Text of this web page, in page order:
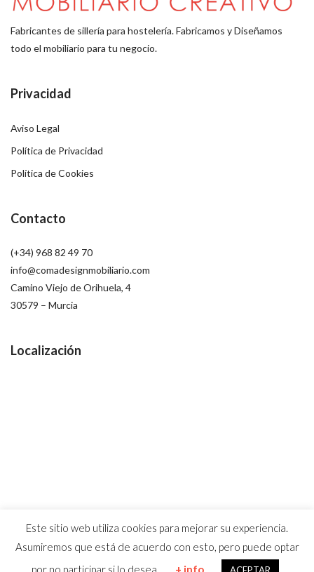
Fabricantes de sillería para hostelería. Fabricamos y Diseñamos
todo el mobiliario para tu negocio.
Privacidad
Aviso Legal
Política de Privacidad
Política de Cookies
Contacto
(+34) 968 82 49 70
info@comadesignmobiliario.com
Camino Viejo de Orihuela, 4
30579 – Murcia
Localización
Este sitio web utiliza cookies para mejorar su experiencia.
Asumiremos que está de acuerdo con esto, pero puede optar
por no participar si lo desea.
+ info